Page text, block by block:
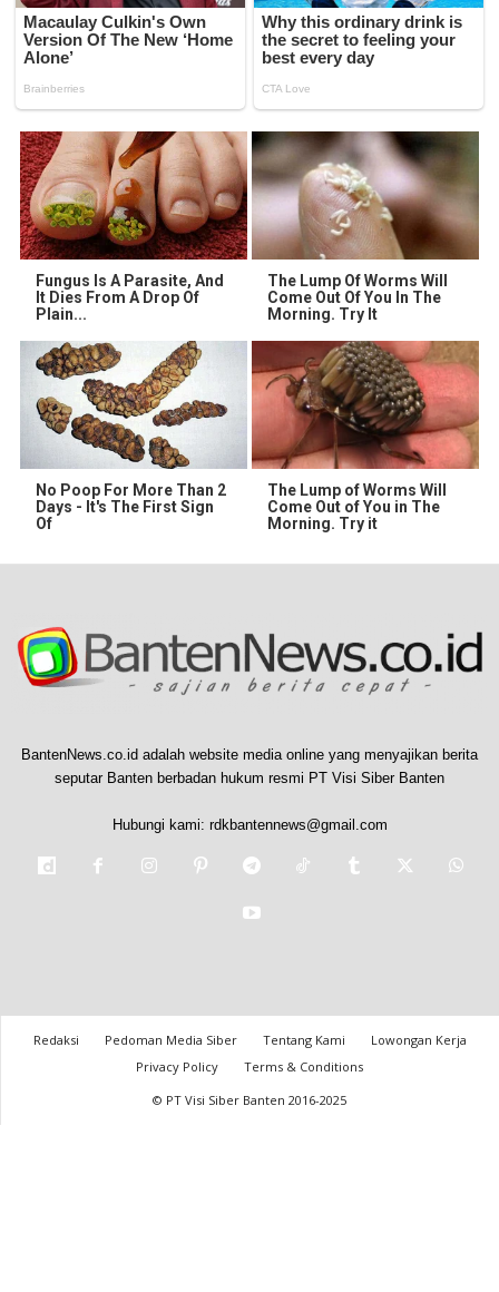
Fungus Is A Parasite, And
It Dies From A Drop Of
Plain...
The Lump Of Worms Will
Come Out Of You In The
Morning. Try It
No Poop For More Than 2
Days - It's The First Sign
Of
The Lump of Worms Will
Come Out of You in The
Morning. Try it
BantenNews.co.id adalah website media online yang menyajikan berita
seputar Banten berbadan hukum resmi PT Visi Siber Banten
Hubungi kami: rdkbantennews@gmail.com
Redaksi Pedoman Media Siber Tentang Kami
Lowongan Kerja
Privacy Policy
Terms & Conditions
© PT Visi Siber Banten 2016-2025